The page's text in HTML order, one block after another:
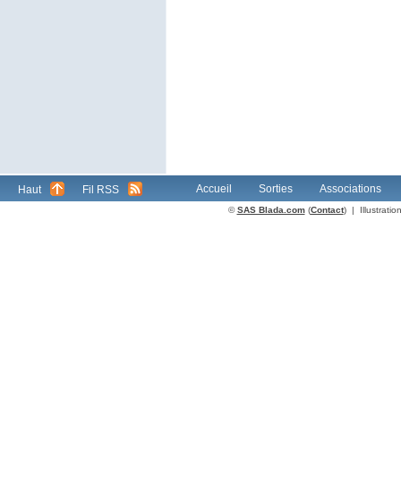
Haut Fil RSS Accueil Sorties Associations
©SAS Blada.com(Contact) |